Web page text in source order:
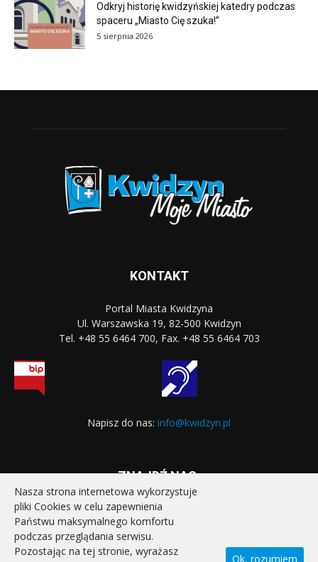
Odkryj historię kwidzyńskiej katedry podczas
spaceru „Miasto Cię szuka!”
5 sierpnia 2026
KONTAKT
Portal Miasta Kwidzyna
Ul. Warszawska 19, 82-500 Kwidzyn
Tel. +48 55 6464 700, Fax. +48 55 6464 703
Napisz do nas: info@kwidzyn.pl
ZNAJDŹ NAS:
Nasza strona internetowa wykorzystuje
pliki Cookies w celu zapewnienia
Państwu maksymalnego komfortu
podczas przeglądania serwisu.
Pozostając na tej stronie, wyrażasz
Ok, rozumiem